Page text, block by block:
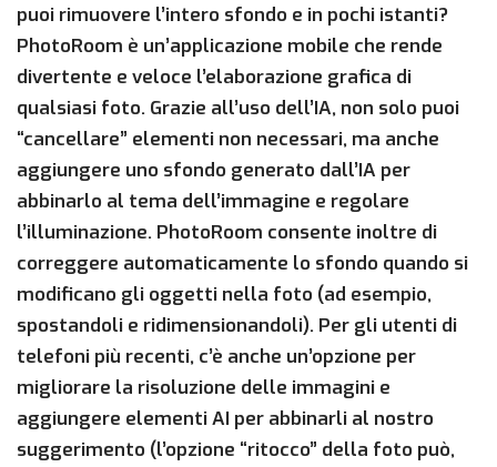
puoi rimuovere l’intero sfondo e in pochi istanti?
PhotoRoom è un’applicazione mobile che rende
divertente e veloce l’elaborazione grafica di
qualsiasi foto. Grazie all’uso dell’IA, non solo puoi
“cancellare” elementi non necessari, ma anche
aggiungere uno sfondo generato dall’IA per
abbinarlo al tema dell’immagine e regolare
l’illuminazione. PhotoRoom consente inoltre di
correggere automaticamente lo sfondo quando si
modificano gli oggetti nella foto (ad esempio,
spostandoli e ridimensionandoli). Per gli utenti di
telefoni più recenti, c’è anche un’opzione per
migliorare la risoluzione delle immagini e
aggiungere elementi AI per abbinarli al nostro
suggerimento (l’opzione “ritocco” della foto può,